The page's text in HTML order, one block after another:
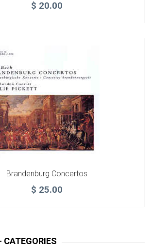
$ 20.00
Brandenburg Concertos
$ 25.00
CATEGORIES